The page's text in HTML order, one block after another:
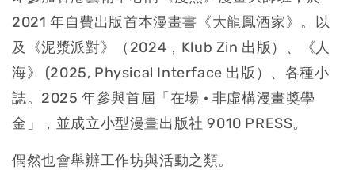
2021 年自費出版首本漫畫書《大龍鳳酒家》。以
及《泥漿派對》（2024，Klub Zin 出版）、《人
海》 (2025, Physical Interface 出版）、各種小
誌。2025 年參與首屆「在場 · 非虛構漫畫獎學
金」，並成立小型漫畫出版社 9010 PRESS。
偶然也會舉辦工作坊與活動之類。